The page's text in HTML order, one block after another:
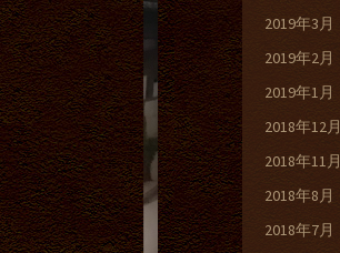
2019年3月
2019年2月
2019年1月
2018年12月
2018年11月
2018年8月
2018年7月